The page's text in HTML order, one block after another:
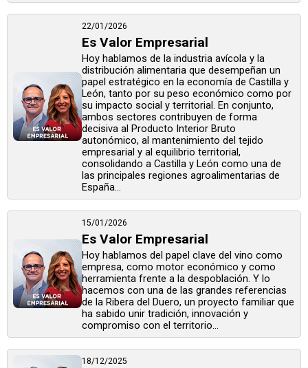
22/01/2026
Es Valor Empresarial
Hoy hablamos de la industria avícola y la
distribución alimentaria que desempeñan un
papel estratégico en la economía de Castilla y
León, tanto por su peso económico como por
su impacto social y territorial. En conjunto,
ambos sectores contribuyen de forma
decisiva al Producto Interior Bruto
autonómico, al mantenimiento del tejido
empresarial y al equilibrio territorial,
consolidando a Castilla y León como una de
las principales regiones agroalimentarias de
España...
15/01/2026
Es Valor Empresarial
Hoy hablamos del papel clave del vino como
empresa, como motor económico y como
herramienta frente a la despoblación. Y lo
hacemos con una de las grandes referencias
de la Ribera del Duero, un proyecto familiar que
ha sabido unir tradición, innovación y
compromiso con el territorio...
18/12/2025